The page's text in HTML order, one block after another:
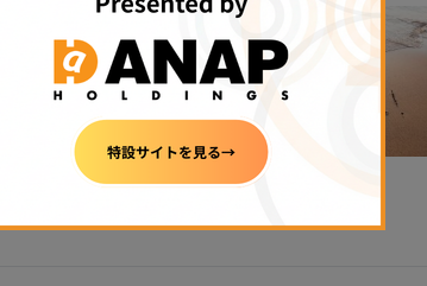
ない？／暗号
選10本】
、既存の米ドル資産を